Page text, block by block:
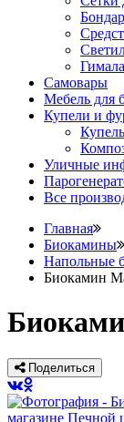
Самовары
Мебель для
Купели и
Уличные
Все
Главная
Биокамины
Напольные
Биокамин
Поделиться